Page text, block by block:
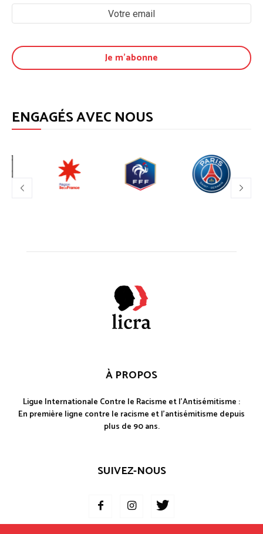
ENGAGÉS AVEC NOUS
À PROPOS
Ligue Internationale Contre le Racisme et l'Antisémitisme :
En première ligne contre le racisme et l'antisémitisme depuis
plus de 90 ans.
SUIVEZ-NOUS